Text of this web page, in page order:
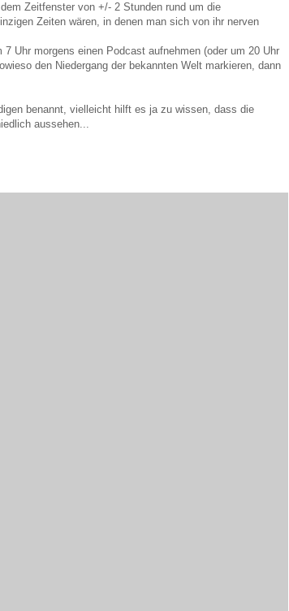
Zeitfenster von +/- 2 Stunden rund um die
Zeiten wären, in denen man sich von ihr nerven
Uhr morgens einen Podcast aufnehmen (oder um 20 Uhr
den Niedergang der bekannten Welt markieren, dann
benannt, vielleicht hilft es ja zu wissen, dass die
aussehen...